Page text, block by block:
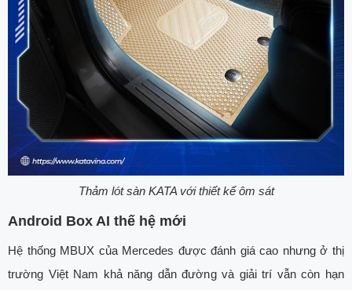
Thảm lót sàn KATA với thiết kế ôm sát
Android Box AI thế hệ mới
Hệ thống MBUX của Mercedes được đánh giá cao nhưng ở thị
trường Việt Nam khả năng dẫn đường và giải trí vẫn còn hạn